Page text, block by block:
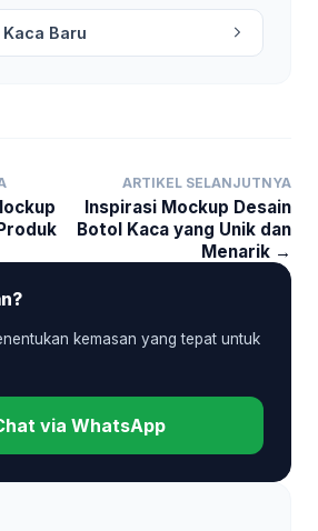
Baru
ARTIKEL SELANJUTNYA
Inspirasi Mockup Desain
Botol Kaca yang Unik dan
Menarik →
kemasan yang tepat untuk
via WhatsApp